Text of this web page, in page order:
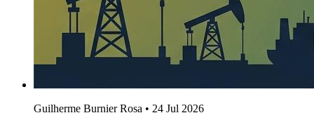
Guilherme Burnier Rosa • 24 Jul 2026